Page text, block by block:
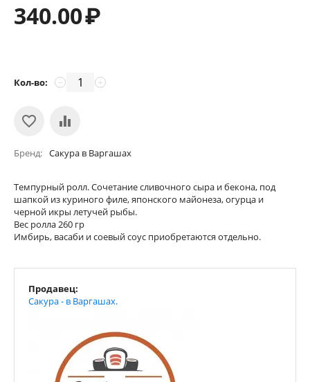
340.00₽
Кол-во: +
−
Бренд Сакура в Варгашах
Темпурный ролл. Сочетание сливочного сыра и бекона, под
шапкой из куриного филе, японского майонеза, огурца и
черной икры летучей рыбы.
Вес ролла 260 гр
Имбирь, васаби и соевый соус приобретаются отдельно.
Продавец:
Сакура - в Варгашах.